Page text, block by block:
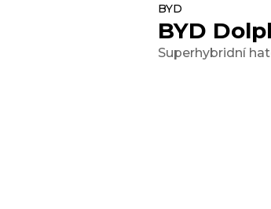
BYD
BYD
Superhybridní